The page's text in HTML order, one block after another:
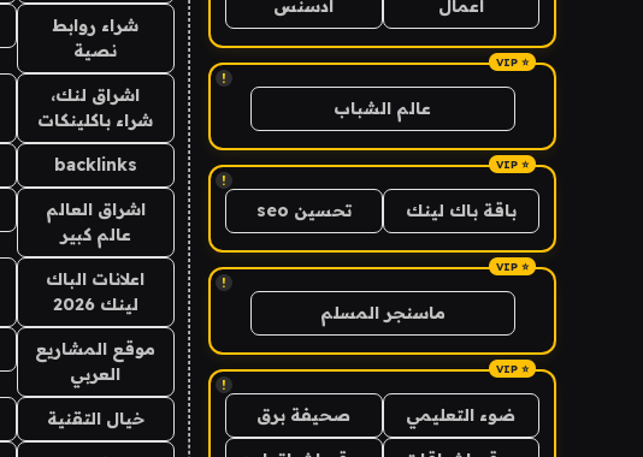
اعمال
ادسنس
!
عالم الشباب
!
باقة باك لينك تحسين seo
!
ماسنجر المسلم
!
ضوء التعليمي صحيفة برق
شراء روابط
نصية
اشراق لنك،
شراء باكلينكات
backlinks
اشراق العالم
عالم كبير
اعلانات الباك
لينك 2026
موقع المشاريع
العربي
خيال التقنية